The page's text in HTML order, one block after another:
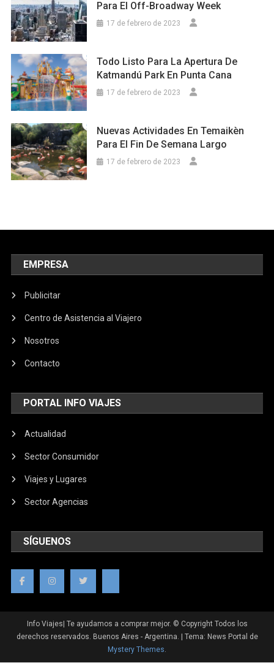
Para El Off-Broadway Week
17 de febrero de 2023
Todo Listo Para La Apertura De
Katmandú Park En Punta Cana
17 de febrero de 2023
Nuevas Actividades En Temaikèn
Para El Fin De Semana Largo
17 de febrero de 2023
EMPRESA
Publicitar
Centro de Asistencia al Viajero
Nosotros
Contacto
PORTAL INFO VIAJES
Actualidad
Sector Consumidor
Viajes y Lugares
Sector Agencias
SÍGUENOS
Info Viajes| Te ayudamos a comprar mejor. © Copyright Todos los
derechos reservados. Buenos Aires - Argentina. | Tema: News Portal de
Mystery Themes